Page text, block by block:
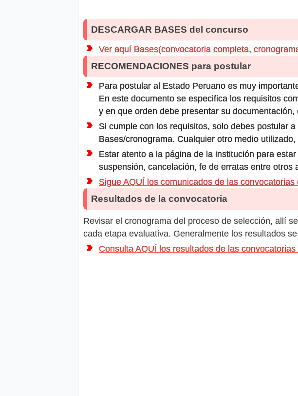
DESCARGAR BASES del concurso
Ver aquí Bases(convocatoria completa,
RECOMENDACIONES para postular
Para postular al Estado Peruano es muy
En este documento se especifica los requisitos
y en que orden debe presentar su documentación,
Si cumple con los requisitos, solo debes postular
Bases/cronograma. Cualquier otro medio
Estar atento a la página de la institución para
suspensión, cancelación, fe de erratas entre
Sigue AQUÍ los comunicados de las
Resultados de la convocatoria
Revisar el cronograma del proceso de selección, allí
cada etapa evaluativa. Generalmente los resultados
Consulta AQUÍ los resultados de las